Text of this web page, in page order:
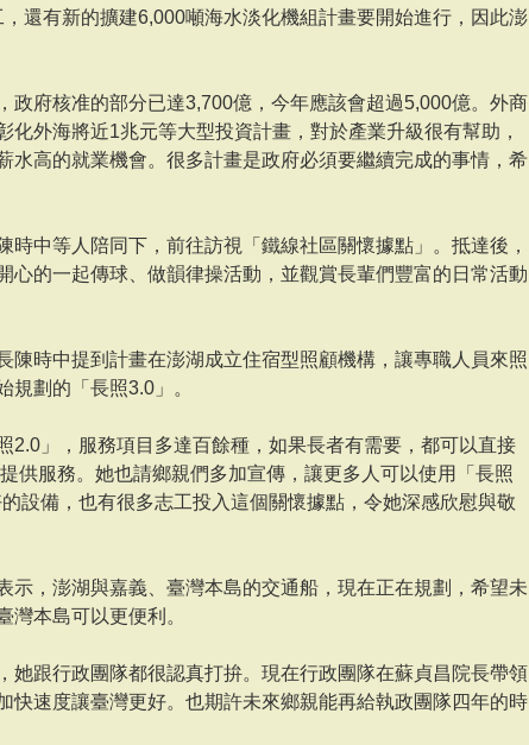
還有新的擴建6,000噸海水淡化機組計畫要開始進行，因此澎
政府核准的部分已達3,700億，今年應該會超過5,000億。外商
化外海將近1兆元等大型投資計畫，對於產業升級很有幫助，
水高的就業機會。很多計畫是政府必須要繼續完成的事情，希
時中等人陪同下，前往訪視「鐵線社區關懷據點」。抵達後，
心的一起傳球、做韻律操活動，並觀賞長輩們豐富的日常活動
陳時中提到計畫在澎湖成立住宿型照顧機構，讓專職人員來照
規劃的「長照3.0」。
2.0」，服務項目多達百餘種，如果長者有需要，都可以直接
供服務。她也請鄉親們多加宣傳，讓更多人可以使用「長照
設備，也有很多志工投入這個關懷據點，令她深感欣慰與敬
示，澎湖與嘉義、臺灣本島的交通船，現在正在規劃，希望未
灣本島可以更便利。
她跟行政團隊都很認真打拚。現在行政團隊在蘇貞昌院長帶領
快速度讓臺灣更好。也期許未來鄉親能再給執政團隊四年的時